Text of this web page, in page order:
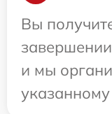
Вы
и мы